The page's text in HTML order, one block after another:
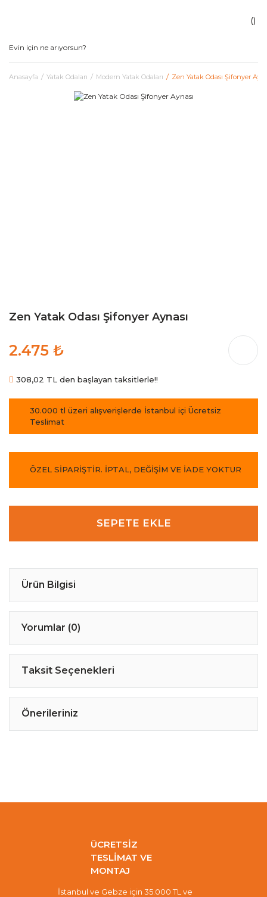
Anasayfa Yatak Odaları Modern Yatak Odaları Zen Yatak Odası Şifonyer
Zen Yatak Odası Şifonyer Aynası
2.475 ₺
308,02 TL den başlayan taksitlerle!!
30.000 tl üzeri alışverişlerde İstanbul içi Ücretsiz
Teslimat
ÖZEL SİPARİŞTİR. İPTAL, DEĞİŞİM VE İADE YOKTUR
SEPETE EKLE
Ürün Bilgisi
Yorumlar (0)
Taksit Seçenekleri
Önerileriniz
ÜCRETSİZ
TESLİMAT VE
MONTAJ
İstanbul ve Gebze için 35.000 TL ve